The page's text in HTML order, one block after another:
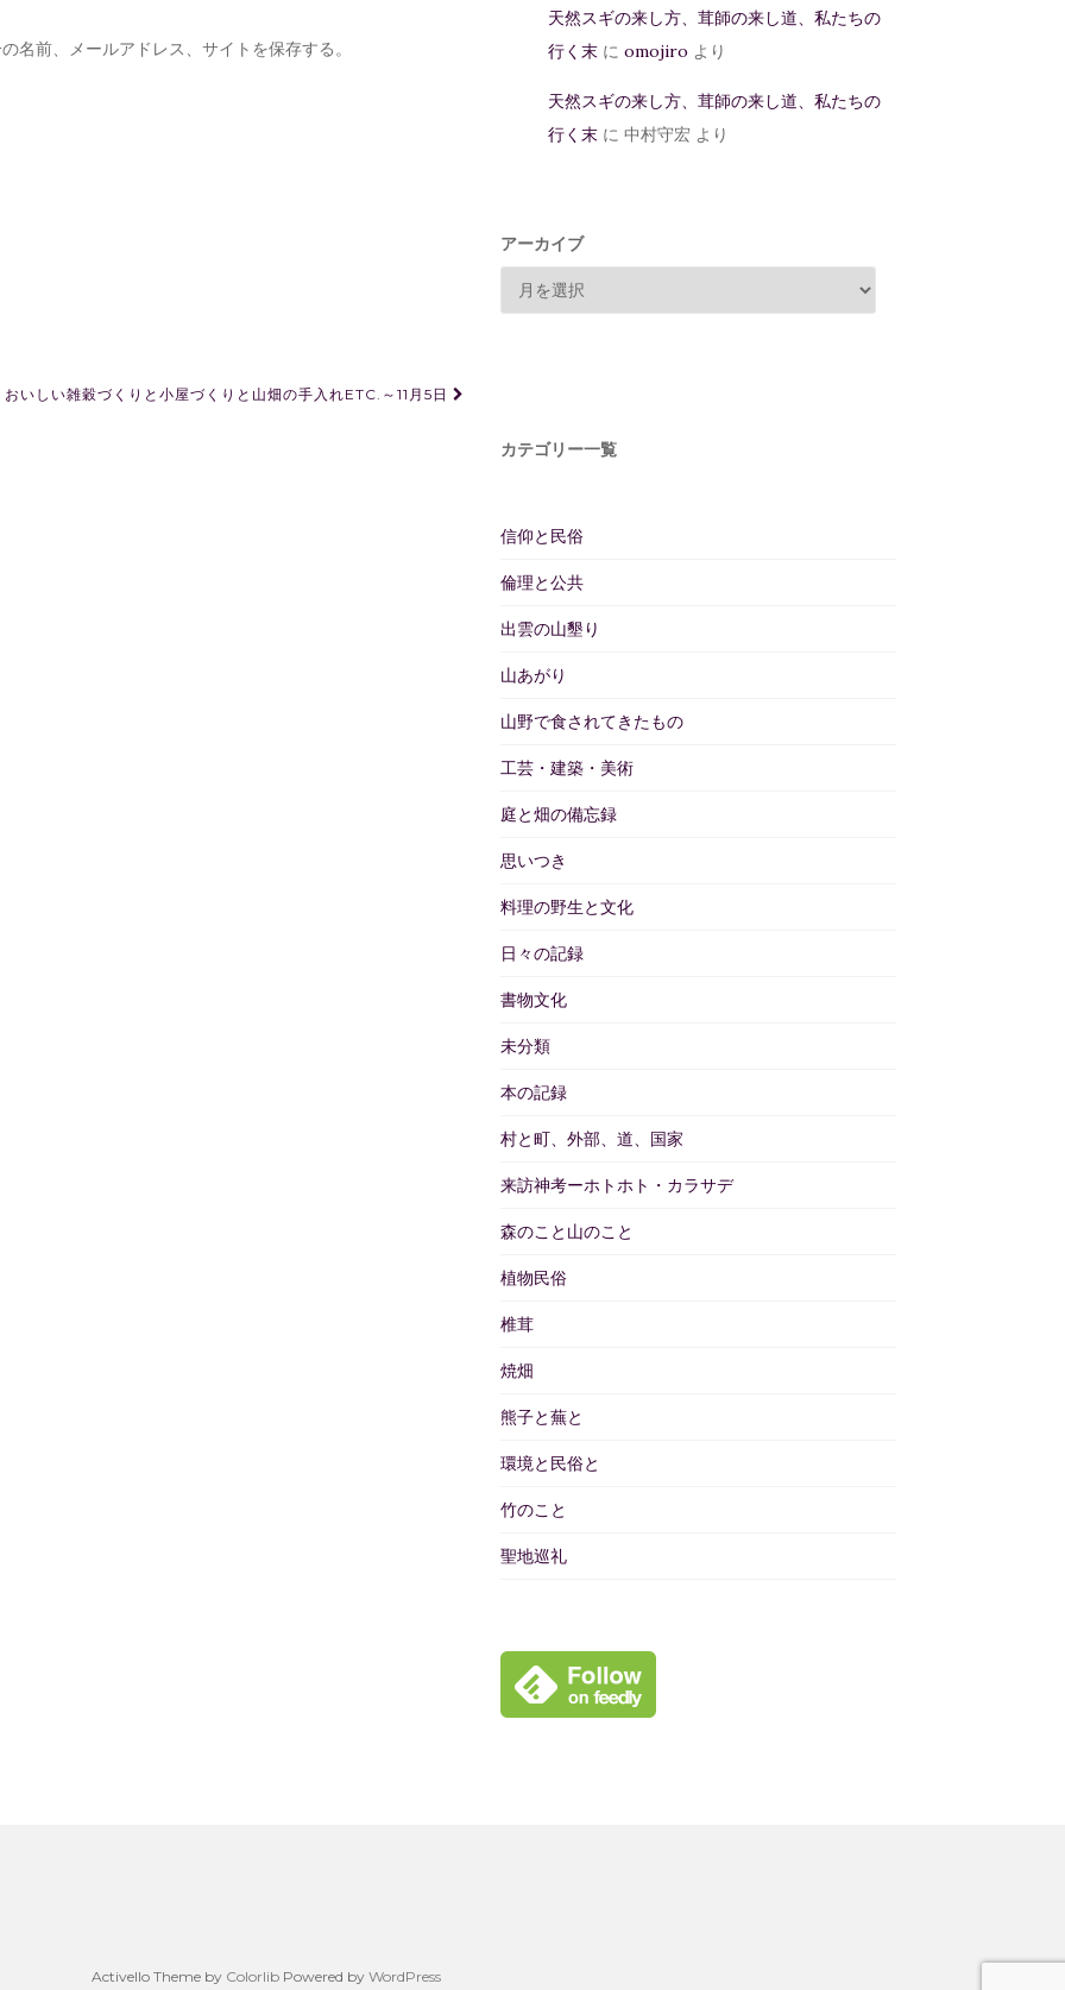
名前、メールアドレス、サイトを保存する。
おいしい雑穀づくりと小屋づくりと山畑の手入れETC.～11月5日
天然スギの来し方、茸師の来し道、私たちの
行く末に omojiro より
天然スギの来し方、茸師の来し道、私たちの
行く末に 中村守宏 より
アーカイブ
カテゴリー一覧
信仰と民俗
倫理と公共
出雲の山墾り
山あがり
山野で食されてきたもの
工芸・建築・美術
庭と畑の備忘録
思いつき
料理の野生と文化
日々の記録
書物文化
未分類
本の記録
村と町、外部、道、国家
来訪神考ーホトホト・カラサデ
森のこと山のこと
植物民俗
椎茸
焼畑
熊子と蕪と
環境と民俗と
竹のこと
聖地巡礼
Activello Theme by Colorlib Powered by WordPress